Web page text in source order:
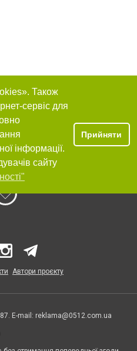
Також
сервіс для
інформації.
сайту
Прийняти
Автори проєкту
E-mail: reklama@0512.com.ua